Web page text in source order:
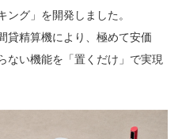
グ」を開発しました。
貸精算機により、極めて安価
ない機能を「置くだけ」で実現